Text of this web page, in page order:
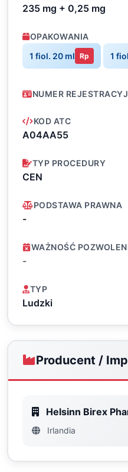
235 mg + 0,25 mg
OPAKOWANIA
1 fiol. 20 ml Rp 1
NUMER
KOD ATC
A04AA55
TYP PROCEDURY
CEN
PODSTAWA PRAWNA
-
WAŻNOŚĆ
-
TYP
Ludzki
Producent /
Helsinn Birex
Irlandia